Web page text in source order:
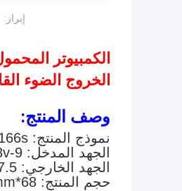
إبراز:
الخروج الضوء
وصف المنتج:
نموذج المنتج: ca-166s
الجهد المدخل: 9-28v
الجهد الخارجي: 7.5-9.6 فولت
حجم المنتج: 68*10mm